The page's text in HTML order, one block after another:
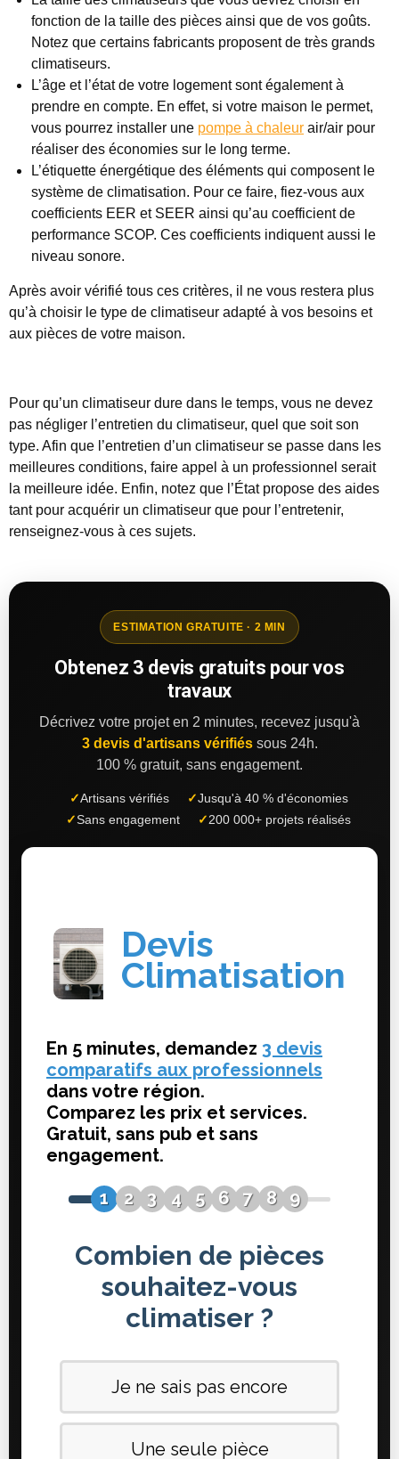
fonction de la taille des pièces ainsi que de vos goûts.
Notez que certains fabricants proposent de très grands
climatiseurs.
L’âge et l’état de votre logement sont également à
prendre en compte. En effet, si votre maison le permet,
vous pourrez installer une pompe à chaleur air/air pour
réaliser des économies sur le long terme.
L’étiquette énergétique des éléments qui composent le
système de climatisation. Pour ce faire, fiez-vous aux
coefficients EER et SEER ainsi qu’au coefficient de
performance SCOP. Ces coefficients indiquent aussi le
niveau sonore.
Après avoir vérifié tous ces critères, il ne vous restera plus
qu’à choisir le type de climatiseur adapté à vos besoins et
aux pièces de votre maison.
Pour qu’un climatiseur dure dans le temps, vous ne devez
pas négliger l’entretien du climatiseur, quel que soit son
type. Afin que l’entretien d’un climatiseur se passe dans les
meilleures conditions, faire appel à un professionnel serait
la meilleure idée. Enfin, notez que l’État propose des aides
tant pour acquérir un climatiseur que pour l’entretenir,
renseignez-vous à ces sujets.
ESTIMATION GRATUITE · 2 MIN
Obtenez 3 devis gratuits pour vos
travaux
Décrivez votre projet en 2 minutes, recevez jusqu'à
3 devis d'artisans vérifiéssous 24h.
100 % gratuit, sans engagement.
✓Artisans vérifiés ✓Jusqu'à 40 % d'économies
✓Sans engagement ✓ 200 000+ projets réalisés